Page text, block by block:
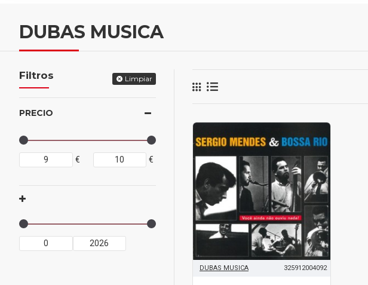
DUBAS MUSICA
Filtros Limpiar
PRECIO
€ €
DUBAS MUSICA 325912004092